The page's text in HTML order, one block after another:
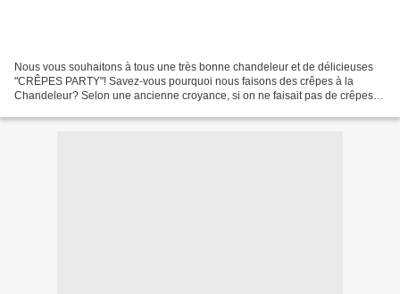
Nous vous souhaitons à tous une très bonne chandeleur et de délicieuses
"CRÊPES PARTY"! Savez-vous pourquoi nous faisons des crêpes à la
Chandeleur? Selon une ancienne croyance, si on ne faisait pas de crêpes le